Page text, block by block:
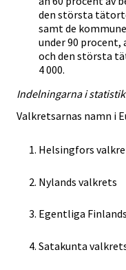
den största
samt de
under 90
och den största
4 000.
Indelningarna i
Valkretsarnas namn i
Helsingfors
Nylands valkrets
Egentliga
Satakunta